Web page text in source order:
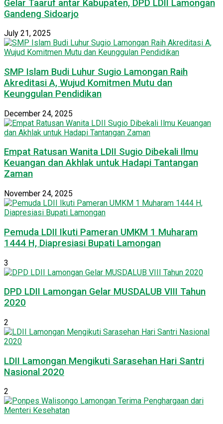
Gelar Taaruf antar Kabupaten, DPD LDII Lamongan
Gandeng Sidoarjo
July 21, 2025
SMP Islam Budi Luhur Sugio Lamongan Raih
Akreditasi A, Wujud Komitmen Mutu dan
Keunggulan Pendidikan
December 24, 2025
Empat Ratusan Wanita LDII Sugio Dibekali Ilmu
Keuangan dan Akhlak untuk Hadapi Tantangan
Zaman
November 24, 2025
Pemuda LDII Ikuti Pameran UMKM 1 Muharam
1444 H, Diapresiasi Bupati Lamongan
3
DPD LDII Lamongan Gelar MUSDALUB VIII Tahun
2020
2
LDII Lamongan Mengikuti Sarasehan Hari Santri
Nasional 2020
2